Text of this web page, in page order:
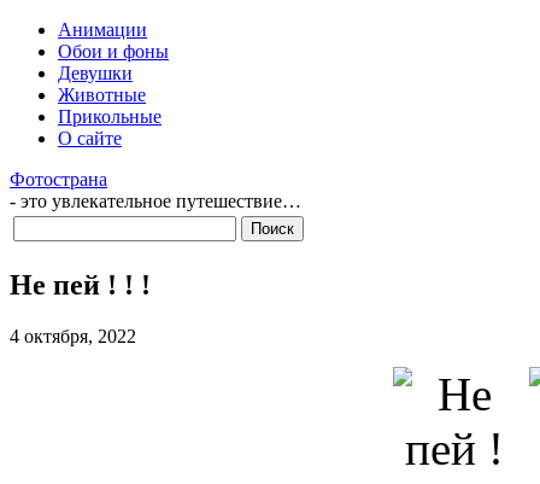
Анимации
Обои и фоны
Девушки
Животные
Прикольные
О сайте
Фотострана
- это увлекательное путешествие…
Не пей ! ! !
4 октября, 2022